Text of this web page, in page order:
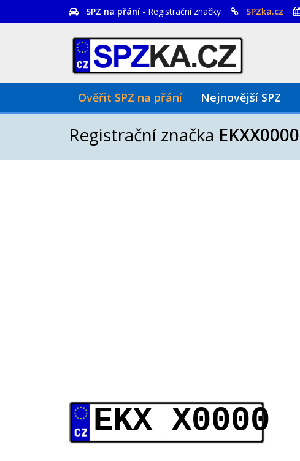
SPZ na přání - Registrační značky SPZka.cz
Ověřit SPZ na přání Nejnovější SPZ
Registrační značka EKXX0000
EKX X0000